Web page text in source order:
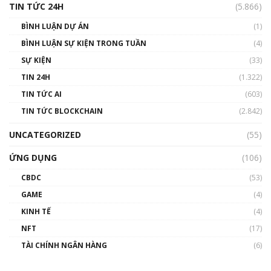
TIN TỨC 24H
(5.866)
BÌNH LUẬN DỰ ÁN
(1)
BÌNH LUẬN SỰ KIỆN TRONG TUẦN
(4)
SỰ KIỆN
(33)
TIN 24H
(1.322)
TIN TỨC AI
(603)
TIN TỨC BLOCKCHAIN
(2.842)
UNCATEGORIZED
(55)
ỨNG DỤNG
(106)
CBDC
(53)
GAME
(4)
KINH TẾ
(4)
NFT
(17)
TÀI CHÍNH NGÂN HÀNG
(6)